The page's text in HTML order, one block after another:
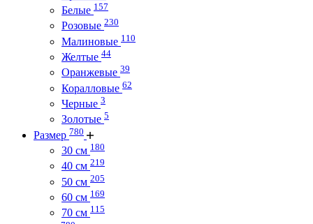
Белые 157
Розовые 230
Малиновые 110
Желтые 44
Оранжевые 39
Коралловые 62
Черные 3
Золотые 5
Размер 780
30 см 180
40 см 219
50 см 205
60 см 169
70 см 115